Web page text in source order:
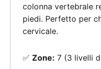
colonna vertebrale
piedi. Perfetto per
cervicale.
✅ Zone: 7 (3 livelli